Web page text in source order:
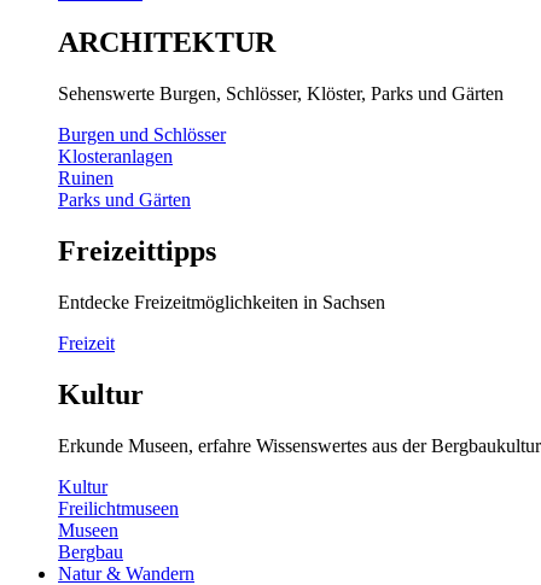
ARCHITEKTUR
Sehenswerte Burgen, Schlösser, Klöster, Parks und Gärten
Burgen und Schlösser
Klosteranlagen
Ruinen
Parks und Gärten
Freizeittipps
Entdecke Freizeitmöglichkeiten in Sachsen
Freizeit
Kultur
Erkunde Museen, erfahre Wissenswertes aus der
Kultur
Freilichtmuseen
Museen
Bergbau
Natur & Wandern